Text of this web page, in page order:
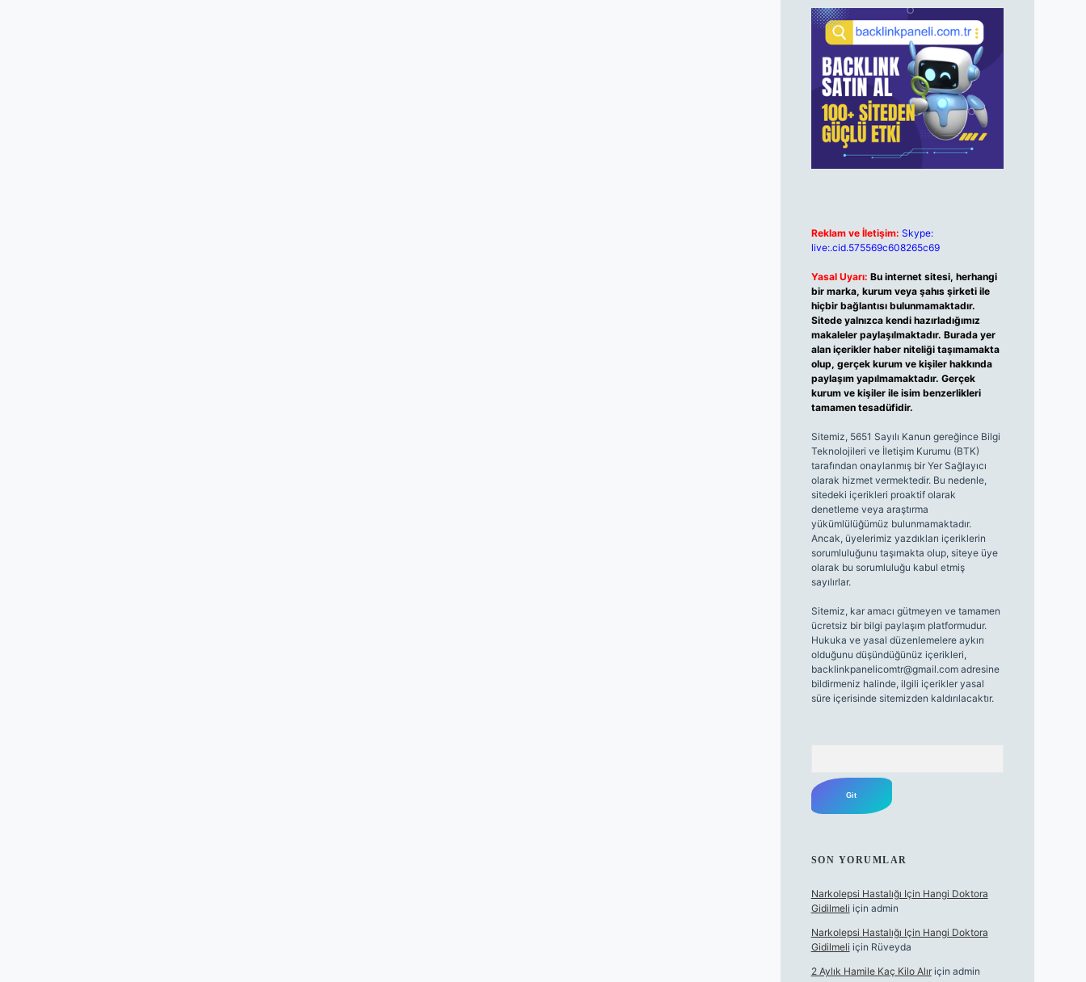
Reklam ve İletişim: Skype:
live:.cid.575569c608265c69
Yasal Uyarı: Bu internet sitesi, herhangi
bir marka, kurum veya şahıs şirketi ile
hiçbir bağlantısı bulunmamaktadır.
Sitede yalnızca kendi hazırladığımız
makaleler paylaşılmaktadır. Burada yer
alan içerikler haber niteliği taşımamakta
olup, gerçek kurum ve kişiler hakkında
paylaşım yapılmamaktadır. Gerçek
kurum ve kişiler ile isim benzerlikleri
tamamen tesadüfidir.
Sitemiz, 5651 Sayılı Kanun gereğince Bilgi
Teknolojileri ve İletişim Kurumu (BTK)
tarafından onaylanmış bir Yer Sağlayıcı
olarak hizmet vermektedir. Bu nedenle,
sitedeki içerikleri proaktif olarak
denetleme veya araştırma
yükümlülüğümüz bulunmamaktadır.
Ancak, üyelerimiz yazdıkları içeriklerin
sorumluluğunu taşımakta olup, siteye üye
olarak bu sorumluluğu kabul etmiş
sayılırlar.
Sitemiz, kar amacı gütmeyen ve tamamen
ücretsiz bir bilgi paylaşım platformudur.
Hukuka ve yasal düzenlemelere aykırı
olduğunu düşündüğünüz içerikleri,
backlinkpanelicomtr@gmail.comadresine
bildirmeniz halinde, ilgili içerikler yasal
süre içerisinde sitemizden kaldırılacaktır.
SON YORUMLAR
Narkolepsi Hastalığı Için Hangi Doktora
Gidilmeli için admin
Narkolepsi Hastalığı Için Hangi Doktora
Gidilmeli için Rüveyda
2 Aylık Hamile Kaç Kilo Alıriçin admin